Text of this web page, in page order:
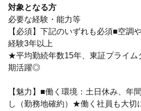
対象となる方
必要な経験・能力等
【必須】下記のいずれも必須■空調
経験3年以上
★平均勤続年数15年、東証プライム
期活躍◎
【魅力】■働く環境：土日休み、年
し（勤務地確約）★働く社員も大切